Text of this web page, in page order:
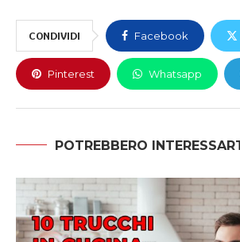
CONDIVIDI Facebook
Pinterest Whatsapp
POTREBBERO